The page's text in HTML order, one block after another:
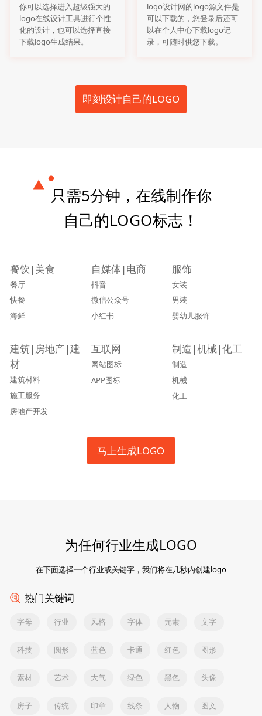
你可以选择进入超级强大的
logo在线设计工具进行个性
化的设计，也可以选择直接
下载logo生成结果。
logo设计网的logo源文件是
可以下载的，您登录后还可
以在个人中心下载logo记
录，可随时供您下载。
即刻设计自己的LOGO
只需5分钟，在线制作你
自己的LOGO标志！
餐饮|美食
餐厅
快餐
海鲜
自媒体|电商
抖音
微信公众号
小红书
服饰
女装
男装
婴幼儿服饰
建筑|房地产|建
材
建筑材料
施工服务
房地产开发
互联网
网站图标
APP图标
制造|机械|化工
制造
机械
化工
马上生成LOGO
为任何行业生成LOGO
在下面选择一个行业或关键字，我们将在几秒内创建logo
热门关键词
字母 行业 风格 字体 元素 文字
科技 圆形 蓝色 卡通 红色 图形
素材 艺术 大气 绿色 黑色 头像
房子 传统 印章 线条 人物 图文